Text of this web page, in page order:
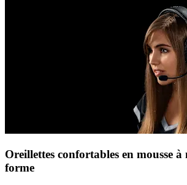
Oreillettes confortables en mousse à
forme